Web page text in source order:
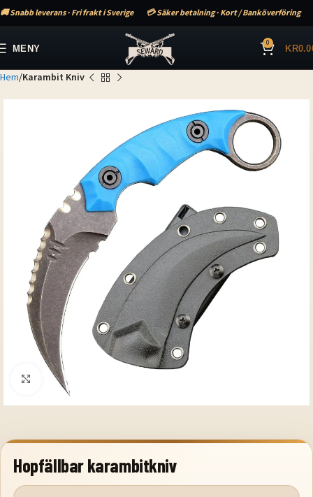
🚚 Snabb leverans · Fri frakt i Sverige 💳 Säker betalning · Kort / Banköverföring
MENY 0 KR
Hem Karambit Kniv
Klicka för att förstora
Hopfällbar karambitkniv